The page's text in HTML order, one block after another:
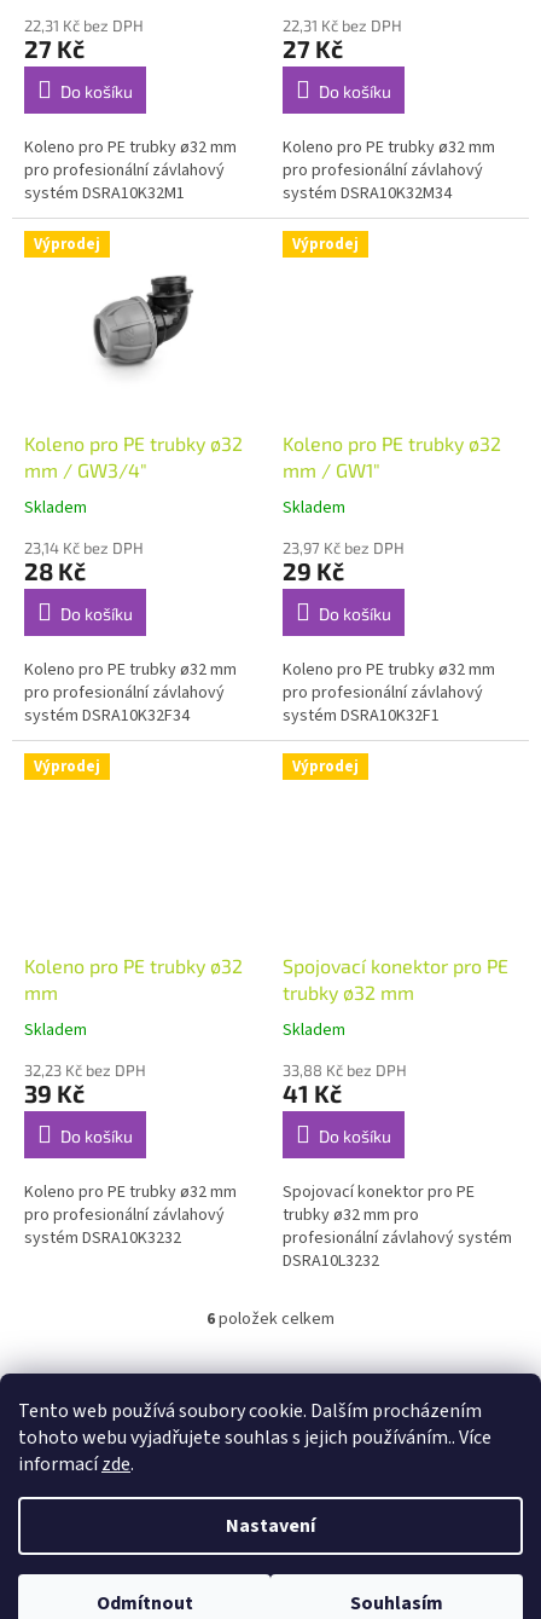
Tento web používá soubory cookie. Dalším procházením
tohoto webu vyjadřujete souhlas s jejich používáním.. Více
informacízde.
Nastavení
Odmítnout Souhlasím
22,31 Kč bez DPH
27 Kč
Do košíku
Koleno pro PE trubky ø32 mm
pro profesionální závlahový
systém DSRA10K32M1
22,31 Kč bez DPH
27 Kč
Do košíku
Koleno pro PE trubky ø32 mm
pro profesionální závlahový
systém DSRA10K32M34
Výprodej
Koleno pro PE trubky ø32
mm / GW3/4"
Skladem
23,14 Kč bez DPH
28 Kč
Do košíku
Koleno pro PE trubky ø32 mm
pro profesionální závlahový
systém DSRA10K32F34
Výprodej
Koleno pro PE trubky ø32
mm / GW1"
Skladem
23,97 Kč bez DPH
29 Kč
Do košíku
Koleno pro PE trubky ø32 mm
pro profesionální závlahový
systém DSRA10K32F1
Výprodej
Koleno pro PE trubky ø32
mm
Skladem
32,23 Kč bez DPH
39 Kč
Do košíku
Koleno pro PE trubky ø32 mm
pro profesionální závlahový
systém DSRA10K3232
Výprodej
Spojovací konektor pro PE
trubky ø32 mm
Skladem
33,88 Kč bez DPH
41 Kč
Do košíku
Spojovací konektor pro PE
trubky ø32 mm pro
profesionální závlahový systém
DSRA10L3232
O
l
á
d
a
r
v
k
6položek celkem
Z
Travnik-realizace.cz Kontakty Odstoupení od smlouvy
Vytvořil Shoptet
Copyright 2026trávník realizace . Všechna práva vyhrazena.